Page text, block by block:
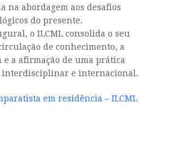
na abordagem aos desafios
do presente.
o ILCML consolida o seu
de conhecimento, a
e a afirmação de uma prática
interdisciplinar e internacional.
em residência – ILCML